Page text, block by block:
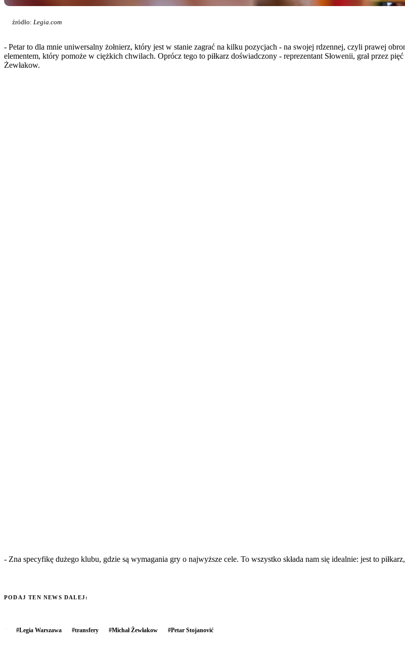
źródło: Legia.com
- Petar to dla mnie uniwersalny żołnierz, który jest w stanie zagrać na kilku pozycjach - na swojej rdzennej, czyli prawej
elementem, który pomoże w ciężkich chwilach. Oprócz tego to piłkarz doświadczony - reprezentant Słowenii, grał przez
Żewłakow.
- Zna specyfikę dużego klubu, gdzie są wymagania gry o najwyższe cele. To wszystko składa nam się idealnie: jest to
PODAJ TEN NEWS DALEJ:
#Legia Warszawa #transfery #Michał Żewłakow #Petar Stojanović